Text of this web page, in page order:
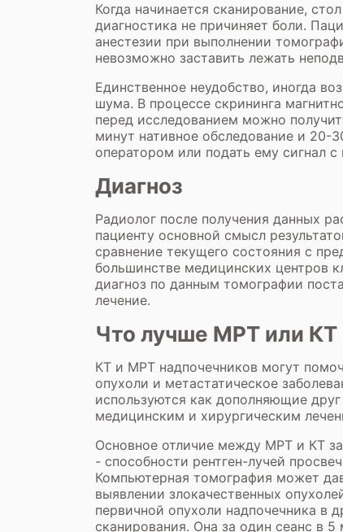
Когда начинается сканирование,
диагностика не причиняет боли.
анестезии при выполнении
невозможно заставить лежать
Единственное неудобство, иногда
шума. В процессе скрининга
перед исследованием можно
минут нативное обследование и 20-
оператором или подать ему сигнал
Диагноз
Радиолог после получения данных
пациенту основной смысл
сравнение текущего состояния с
большинстве медицинских центров
диагноз по данным томографии
лечение.
Что лучше МРТ или КТ
КТ и МРТ надпочечников могут
опухоли и метастатическое
используются как дополняющие
медицинским и хирургическим
Основное отличие между МРТ и КТ
- способности рентген-лучей
Компьютерная томография может
выявлении злокачественных
первичной опухоли надпочечника в
сканирования. Она за один сеанс в